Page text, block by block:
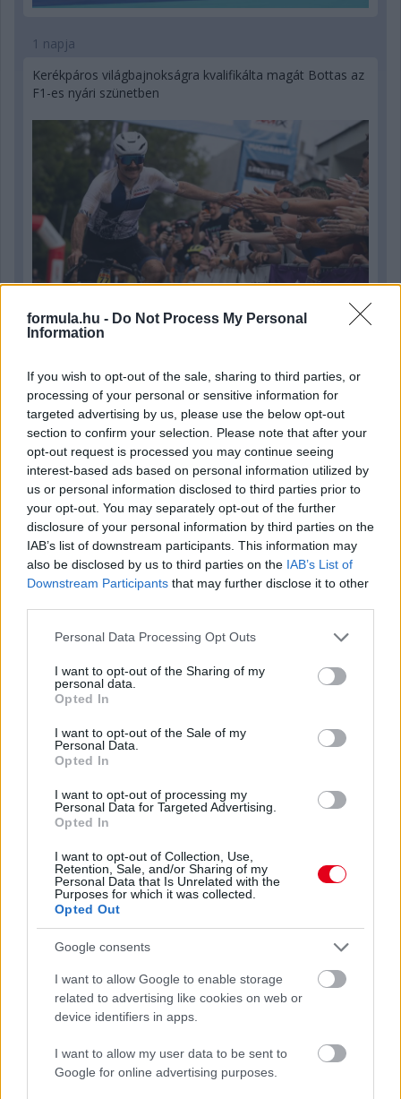
formula.hu - Do Not Process My Personal
Information
If you wish to opt-out of the sale, sharing to third parties, or
processing of your personal or sensitive information for
targeted advertising by us, please use the below opt-out
section to confirm your selection. Please note that after your
opt-out request is processed you may continue seeing
interest-based ads based on personal information utilized by
us or personal information disclosed to third parties prior to
your opt-out. You may separately opt-out of the further
disclosure of your personal information by third parties on the
IAB’s list of downstream participants. This information may
also be disclosed by us to third parties on the IAB’s List of
Downstream Participants that may further disclose it to other
Please note that this website/app uses one or more Google
not limited to your visit or usage behaviour. You may click to
grant or deny consent to Google and its third-party tags to
use your data for below specified purposes in below Google
consent section.
Personal Data Processing Opt Outs
I want to opt-out of the Sharing of my
personal data.
Opted In
I want to opt-out of the Sale of my
Personal Data.
Opted In
I want to opt-out of processing my
Personal Data for Targeted Advertising.
Opted In
I want to opt-out of Collection, Use,
Retention, Sale, and/or Sharing of my
Personal Data that Is Unrelated with the
Purposes for which it was collected.
Opted Out
Google consents
I want to allow Google to enable storage
related to advertising like cookies on web or
device identifiers in apps.
I want to allow my user data to be sent to
Google for online advertising purposes.
1 napja
Kerékpáros világbajnokságra kvalifikálta magát Bottas az
F1-es nyári szünetben
2 napja
Montoya szerint Antonelli kedvessége sem segít
Russellen
3 napja
Hakkinen megtartaná a Norris-Piastri párost a
McLarennél, nem borítaná fel Verstappenért
3 napja